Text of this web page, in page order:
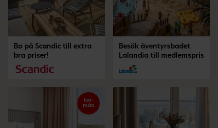
Bo på Scandic till extra
bra priser!
Besök äventyrsbadet
Lalandia till medlemspris
tor-
mån